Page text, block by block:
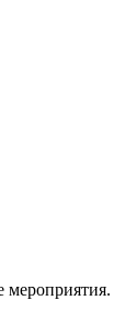
мероприятия.